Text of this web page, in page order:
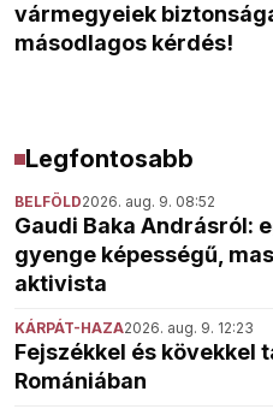
vármegyeiek
másodlagos kérdés!
Legfontosabb
BELFÖLD2026. aug. 9. 08:52
Gaudi Baka Andrásról:
gyenge képességű,
aktivista
KÁRPÁT-HAZA2026. aug. 9. 12:23
Fejszékkel és kövekkel
Romániában